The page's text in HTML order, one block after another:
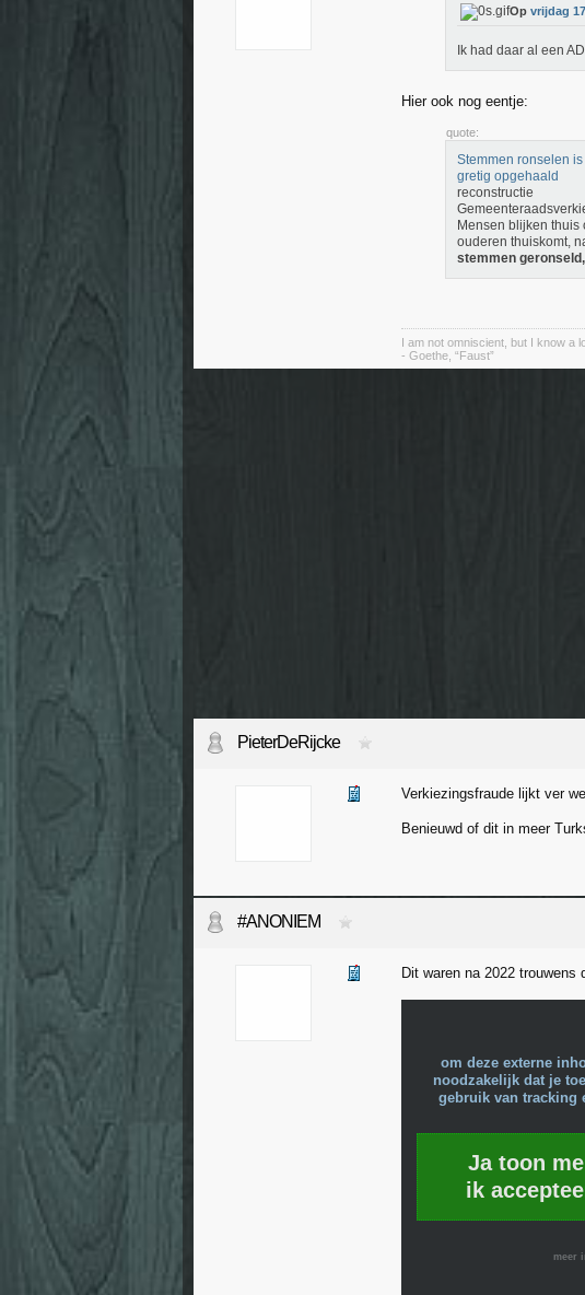
Op vrijdag
Ik had daar al een
Hier ook nog eentje:
quote:
Stemmen ronselen
gretig opgehaald
reconstructie
Mensen blijken
ouderen thuiskomt,
stemmen geronseld,
I am not omniscient, but I know a
- Goethe, “Faust”
PieterDeRijcke
Verkiezingsfraude lijkt ver
Benieuwd of dit in meer
#ANONIEM
Dit waren na 2022 trouwens
om deze externe
noodzakelijk dat je
gebruik van tracking
Ja toon
ik
meer